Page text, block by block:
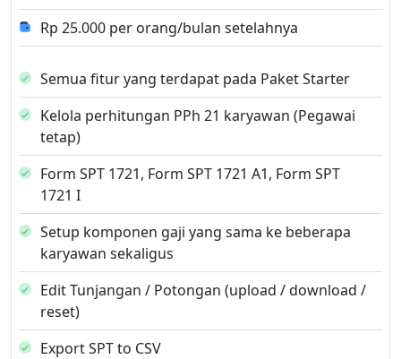
Rp 25.000 per orang/bulan setelahnya
Semua fitur yang terdapat pada Paket Starter
Kelola perhitungan PPh 21 karyawan (Pegawai
tetap)
Form SPT 1721, Form SPT 1721 A1, Form SPT
1721 I
Setup komponen gaji yang sama ke beberapa
karyawan sekaligus
Edit Tunjangan / Potongan (upload / download /
reset)
Export SPT to CSV